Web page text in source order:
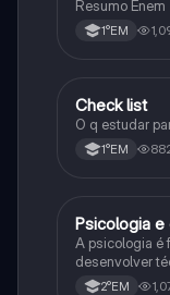
Resumo Enem
1°EM
Geografia
Check list
O q estudar
1°EM
Sociologia
Psicologia
A psicologia é
desenvolver
humano.
2°EM